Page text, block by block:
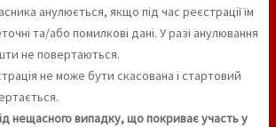
анулюється, якщо під час реєстрації їм
та/або помилкові дані. У разі анулювання
не повертаються.
не може бути скасована і стартовий
нещасного випадку, що покриває участь у